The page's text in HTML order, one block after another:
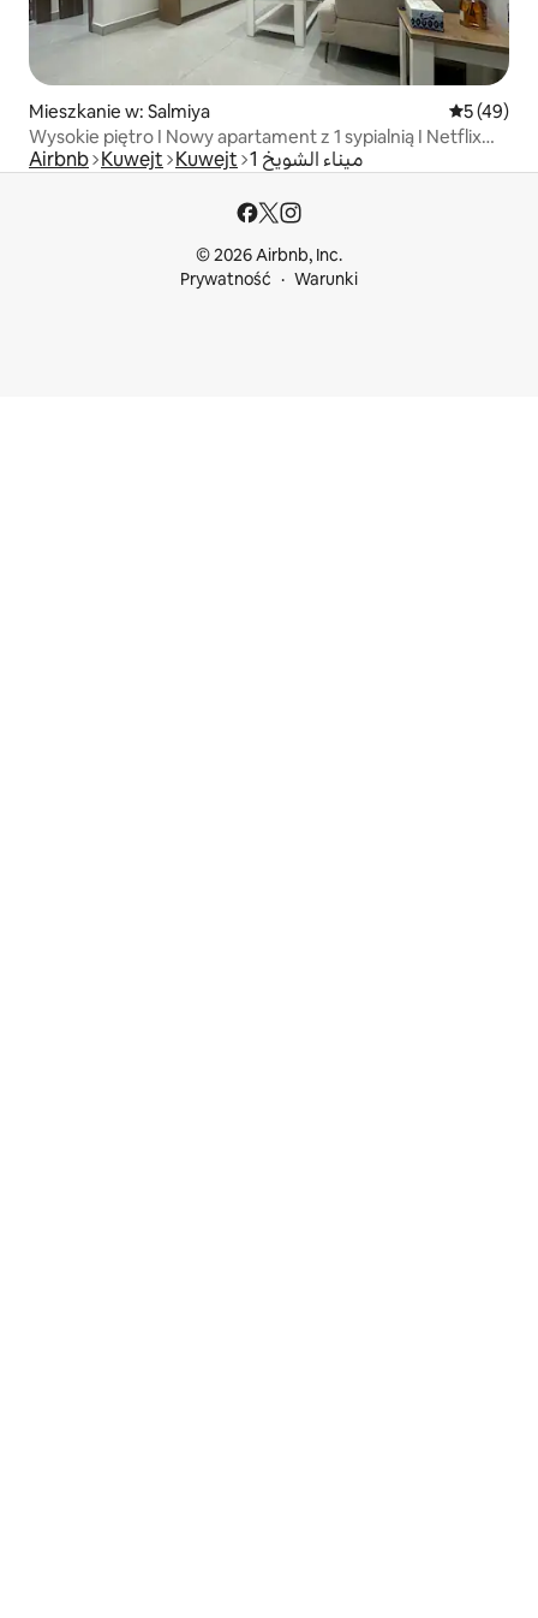
Mieszkanie w: Salmiya Średnia
5 (49)
Wysokie piętro I Nowy apartament z 1 sypialnią I Netflix
I Salmiya
Airbnb Kuwejt Kuwejt ميناء الشويخ 1
© 2026 Airbnb, Inc.
Prywatność
Warunki